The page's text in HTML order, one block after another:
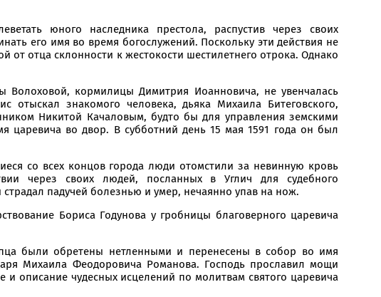
юного наследника престола, распустив через своих
его имя во время богослужений. Поскольку эти действия не
отца склонности к жестокости шестилетнего отрока. Однако
кормилицы Димитрия Иоанновича, не увенчалась
знакомого человека, дьяка Михаила Битеговского,
Никитой Качаловым, будто бы для управления земскими
царевича во двор. В субботний день 15 мая 1591 года он был
со всех концов города люди отомстили за невинную кровь
через своих людей, посланных в Углич для судебного
падучей болезнью и умер, нечаянно упав на нож.
Бориса Годунова у гробницы благоверного царевича
были обретены нетленными и перенесены в собор во имя
Михаила Феодоровича Романова. Господь прославил мощи
описание чудесных исцелений по молитвам святого царевича